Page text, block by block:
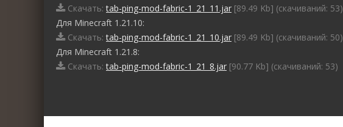
Скачать:tab-ping-mod-fabric-1_21_11.jar [89.49 Kb] (cкачиваний: 53)
Для Minecraft 1.21.10:
Скачать:tab-ping-mod-fabric-1_21_10.jar [89.49 Kb] (cкачиваний: 50)
Для Minecraft 1.21.8:
Скачать:tab-ping-mod-fabric-1_21_8.jar [90.77 Kb] (cкачиваний: 53)